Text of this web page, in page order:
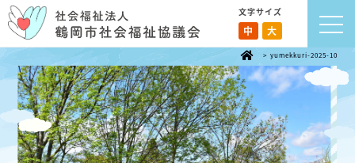
文字サイズ
中 大
> yumekkuri-2025-10